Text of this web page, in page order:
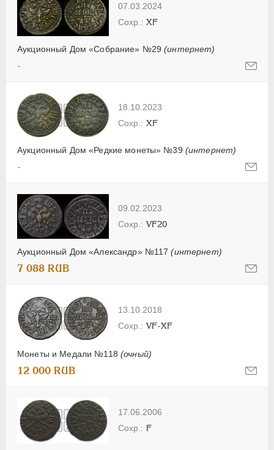
07.03.2024
Аукционный Дом «Собрание» №29(интернет)
XF
-
18.10.2023
Аукционный Дом «Редкие монеты» №39 (интернет)
XF
-
09.02.2023
Аукционный Дом «Александр» №117(интернет)
VF20
7 088 RUB
13.10.2018
Монеты и Медали №118 (очный)
VF-XF
12 000 RUB
17.06.2006
F